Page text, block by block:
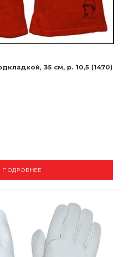
35 см, р. 10,5 (1470)
ПОДРОБНЕЕ